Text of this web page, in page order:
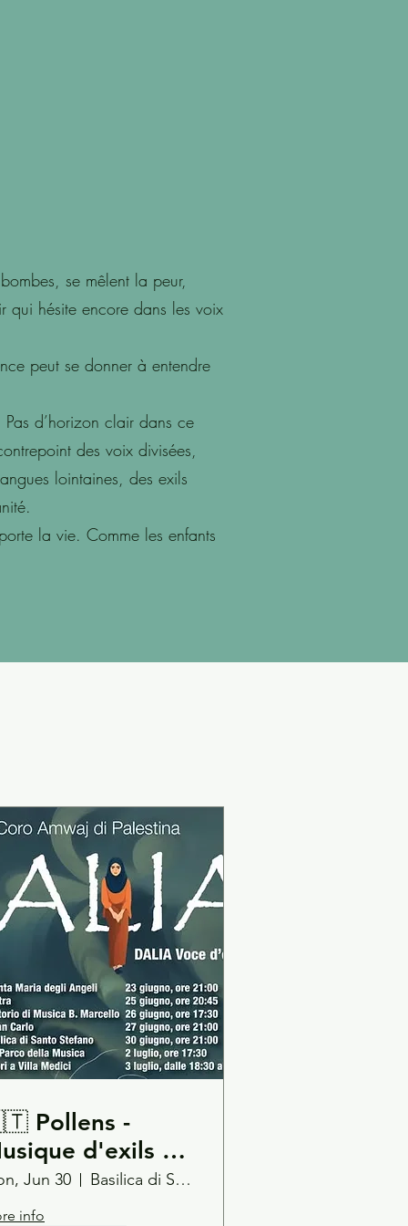
se mêlent la peur,
qui hésite encore dans les voix
peut se donner à entendre
d’horizon clair dans ce
des voix divisées,
lointaines, des exils
la vie. Comme les enfants
-
d'exils //
Voce d'esilio
Choir -
Jun 30 Basilica di Santo Stefano - Lavagna
info